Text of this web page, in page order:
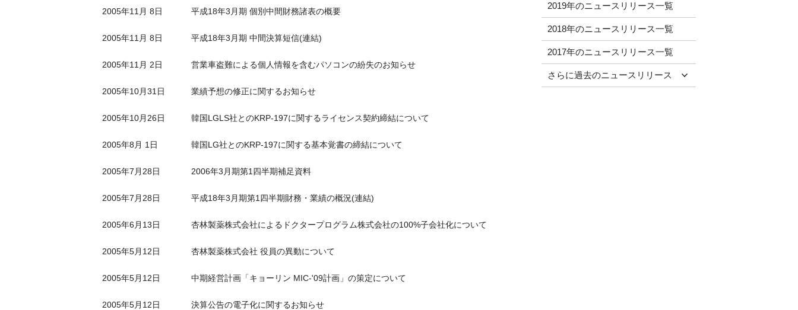
2005年11月 8日 平成18年3月期 個別中間財務諸表の概要
2005年11月 8日 平成18年3月期 中間決算短信(連結)
2005年11月 2日 営業車盗難による個人情報を含むパソコンの紛失のお知らせ
2005年10月31日 業績予想の修正に関するお知らせ
2005年10月26日 韓国LGLS社とのKRP-197に関するライセンス契約締結について
2005年8月 1日 韓国LG社とのKRP-197に関する基本覚書の締結について
2005年7月28日 2006年3月期第1四半期補足資料
2005年7月28日 平成18年3月期第1四半期財務・業績の概況(連結)
2005年6月13日 杏林製薬株式会社によるドクタープログラム株式会社の100%子会社化について
2005年5月12日 杏林製薬株式会社 役員の異動について
2005年5月12日 中期経営計画「キョーリン MIC-'09計画」の策定について
2005年5月12日 決算公告の電子化に関するお知らせ
2019年のニュースリリース一覧
2018年のニュースリリース一覧
2017年のニュースリリース一覧
さらに過去のニュースリリース